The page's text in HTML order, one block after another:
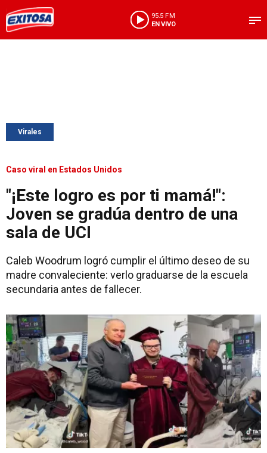
95.5 FM
EN VIVO
Virales
Caso viral en Estados Unidos
"¡Este logro es por ti mamá!":
Joven se gradúa dentro de una
sala de UCI
Caleb Woodrum logró cumplir el último deseo de su
madre convaleciente: verlo graduarse de la escuela
secundaria antes de fallecer.